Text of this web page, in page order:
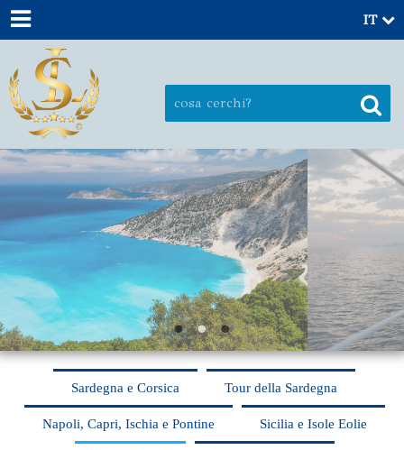
IT
Sardegna e Corsica Tour della Sardegna
Napoli, Capri, Ischia e Pontine Sicilia e Isole Eolie